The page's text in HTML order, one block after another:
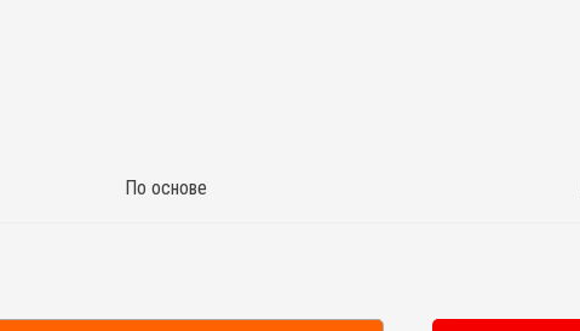
По основе